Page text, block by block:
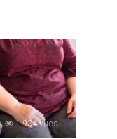
1 934 vues